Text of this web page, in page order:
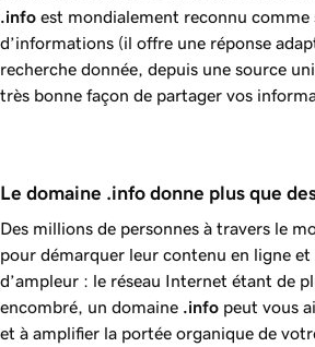
.info est mondialement reconnu comme
d’informations (il offre une réponse
recherche donnée, depuis une source
très bonne façon de partager vos
Le domaine .info donne plus que
Des millions de personnes à travers le
pour démarquer leur contenu en ligne
d’ampleur : le réseau Internet étant de
encombré, un domaine .info peut vous
et à amplifier la portée organique de